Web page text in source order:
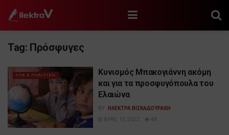
Tag: Πρόσφυγες
ΟΤΑ & ΠΟΛΙΤΙΚΗ
Κυνισμός Μπακογιάννη ακόμη
και για τα προσφυγόπουλα του
Ελαιώνα
BY
ΗΛΕΚΤΡΑ ΒΙΣΚΑΔΟΥΡΑΚΗ
APRIL 12, 2022
48